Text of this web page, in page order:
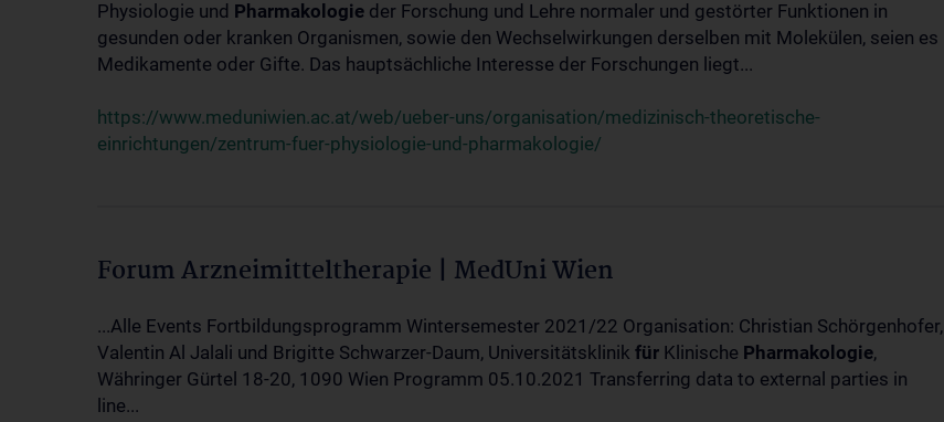
Physiologie und Pharmakologie der Forschung und Lehre normaler und gestörter Funktionen in
gesunden oder kranken Organismen, sowie den Wechselwirkungen derselben mit Molekülen, seien es
Medikamente oder Gifte. Das hauptsächliche Interesse der Forschungen liegt...
https://www.meduniwien.ac.at/web/ueber-uns/organisation/medizinisch-theoretische-
einrichtungen/zentrum-fuer-physiologie-und-pharmakologie/
Forum Arzneimitteltherapie | MedUni Wien
...Alle Events Fortbildungsprogramm Wintersemester 2021/22 Organisation: Christian Schörgenhofer,
Valentin Al Jalali und Brigitte Schwarzer-Daum, Universitätsklinik für Klinische Pharmakologie,
Währinger Gürtel 18-20, 1090 Wien Programm 05.10.2021 Transferring data to external parties in
line...